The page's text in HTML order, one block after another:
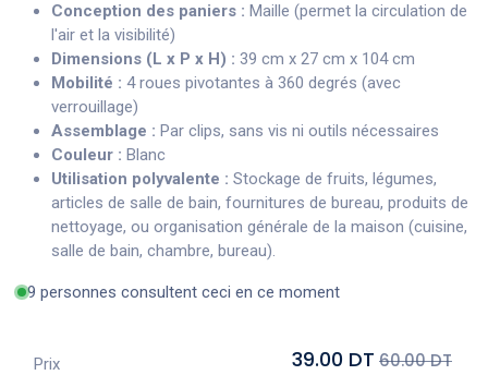
Conception des paniers : Maille (permet la circulation de
l'air et la visibilité)
Dimensions (L x P x H) : 39 cm x 27 cm x 104 cm
Mobilité : 4 roues pivotantes à 360 degrés (avec
verrouillage)
Assemblage : Par clips, sans vis ni outils nécessaires
Couleur : Blanc
Utilisation polyvalente : Stockage de fruits, légumes,
articles de salle de bain, fournitures de bureau, produits de
nettoyage, ou organisation générale de la maison (cuisine,
salle de bain, chambre, bureau).
9 personnes consultent ceci en ce moment
Prix 39.00 DT 60.00 DT